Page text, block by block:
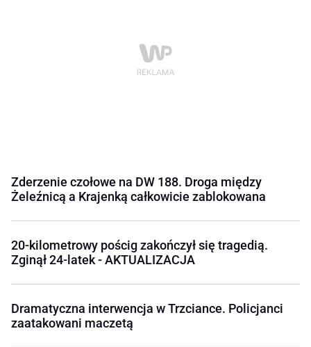
Zderzenie czołowe na DW 188. Droga między
Żeleźnicą a Krajenką całkowicie zablokowana
20-kilometrowy pościg zakończył się tragedią.
Zginął 24-latek - AKTUALIZACJA
Dramatyczna interwencja w Trzciance. Policjanci
zaatakowani maczetą